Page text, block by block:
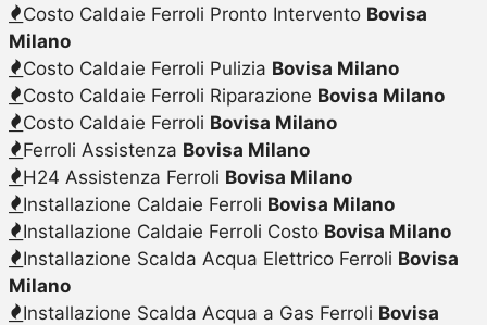
Costo Caldaie Ferroli Pronto Intervento Bovisa
Milano
Costo Caldaie Ferroli Pulizia Bovisa Milano
Costo Caldaie Ferroli Riparazione Bovisa Milano
Costo Caldaie Ferroli Bovisa Milano
Ferroli Assistenza Bovisa Milano
H24 Assistenza Ferroli Bovisa Milano
Installazione Caldaie Ferroli Bovisa Milano
Installazione Caldaie Ferroli Costo Bovisa Milano
Installazione Scalda Acqua Elettrico Ferroli Bovisa
Milano
Installazione Scalda Acqua a Gas Ferroli Bovisa